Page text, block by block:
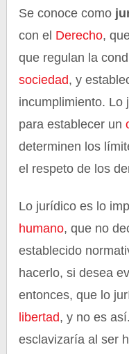
Se conoce como
con el Derecho,
que regulan la
sociedad, y
incumplimiento. Lo
para establecer un
determinen los
el respeto de los
Lo jurídico es lo
humano, que no
establecido
hacerlo, si desea
entonces, que lo
libertad, y no es
esclavizaría al ser